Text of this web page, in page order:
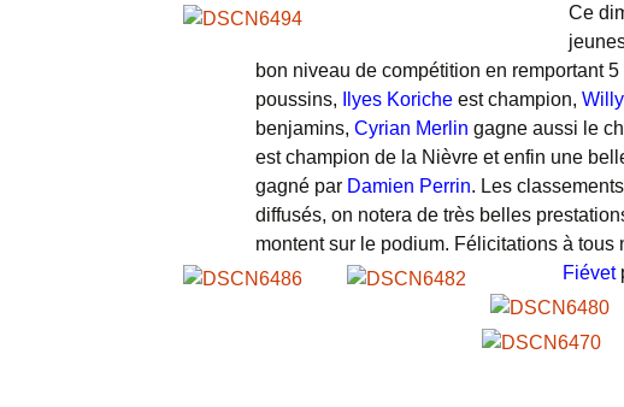
2014
2015
2016
2018
Archives
Livre d’or
Ce
bon niveau de compétition en remportant
poussins, Ilyes Koriche est champion,
benjamins, Cyrian Merlin gagne aussi le
est champion de la Nièvre et enfin une
gagné par Damien Perrin. Les
diffusés, on notera de très belles
montent sur le podium. Félicitations à
Fiévet